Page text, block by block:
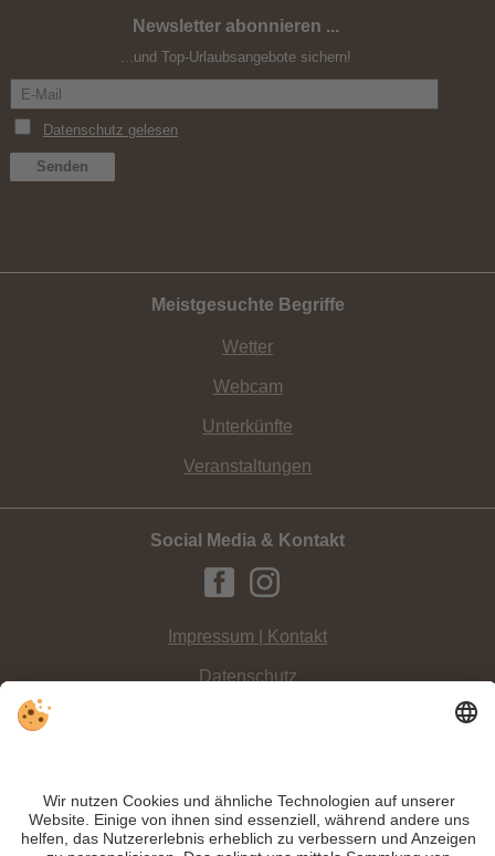
Sommerfrische im Gsiesertal
Newsletter abonnieren ...
...und Top-Urlaubsangebote sichern!
Meistgesuchte Begriffe
Wetter
Webcam
Unterkünfte
Veranstaltungen
Social Media & Kontakt
Impressum | Kontakt
Datenschutz
INFO:Ein Ausblick auf die Drei Zinnen sowie auch auf die Pragser Dolomiten